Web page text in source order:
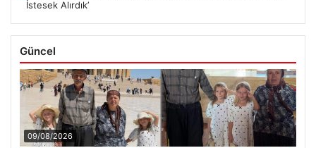
İstesek Alırdık’
Güncel
09/08/2026